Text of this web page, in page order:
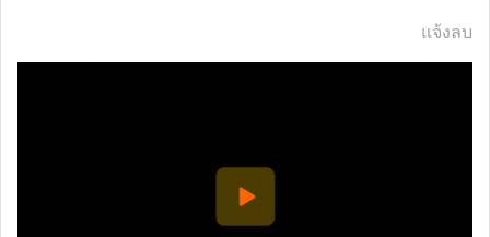
แจ้งลบ